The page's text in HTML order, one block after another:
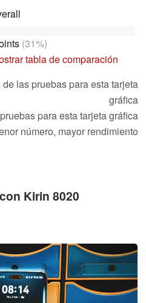
(31%)
tabla de comparación
las pruebas para esta tarjeta
gráfica
para esta tarjeta gráfica
número, mayor rendimiento
Kirin 8020